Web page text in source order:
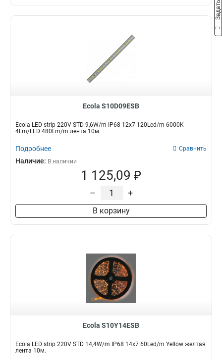
Ecola S10D09ESB
Ecola LED strip 220V STD 9,6W/m IP68 12x7 120Led/m 6000K
4Lm/LED 480Lm/m лента 10м.
Подробнее Сравнить
Наличие: В наличии
1 125,09 ₽
– +
В корзину
Ecola S10Y14ESB
Ecola LED strip 220V STD 14,4W/m IP68 14x7 60Led/m Yellow желтая
лента 10м.